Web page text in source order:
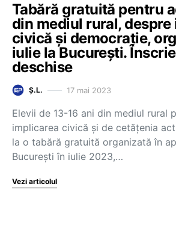
Tabără gratuită pentru
din mediul rural, despre
civică și democrație,
iulie la București.
deschise
Ș.L. 17 mai 2023
Elevii de 13-16 ani din mediul rural
implicarea civică și de cetățenia
la o tabără gratuită organizată în
București în iulie 2023,…
Vezi articolul